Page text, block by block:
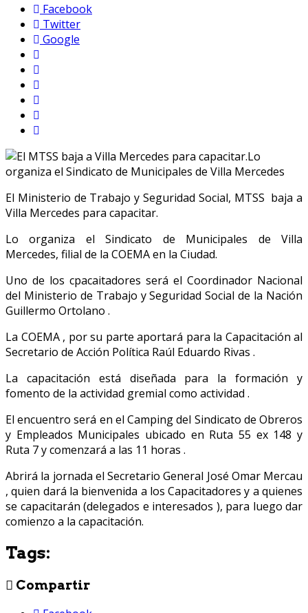
Facebook
Twitter
Google
El Ministerio de Trabajo y Seguridad Social, MTSS baja a
Villa Mercedes para capacitar.
Lo organiza el Sindicato de Municipales de Villa
Mercedes, filial de la COEMA en la Ciudad.
Uno de los cpacaitadores será el Coordinador Nacional
del Ministerio de Trabajo y Seguridad Social de la Nación
Guillermo Ortolano .
La COEMA , por su parte aportará para la Capacitación al
Secretario de Acción Política Raúl Eduardo Rivas .
La capacitación está diseñada para la formación y
fomento de la actividad gremial como actividad .
El encuentro será en el Camping del Sindicato de Obreros
y Empleados Municipales ubicado en Ruta 55 ex 148 y
Ruta 7 y comenzará a las 11 horas .
Abrirá la jornada el Secretario General José Omar Mercau
, quien dará la bienvenida a los Capacitadores y a quienes
se capacitarán (delegados e interesados ), para luego dar
comienzo a la capacitación.
Tags:
Compartir